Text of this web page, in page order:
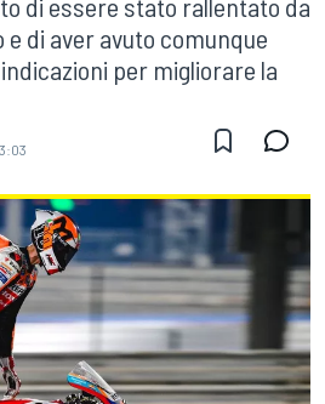
di aver avuto comunque
per migliorare la